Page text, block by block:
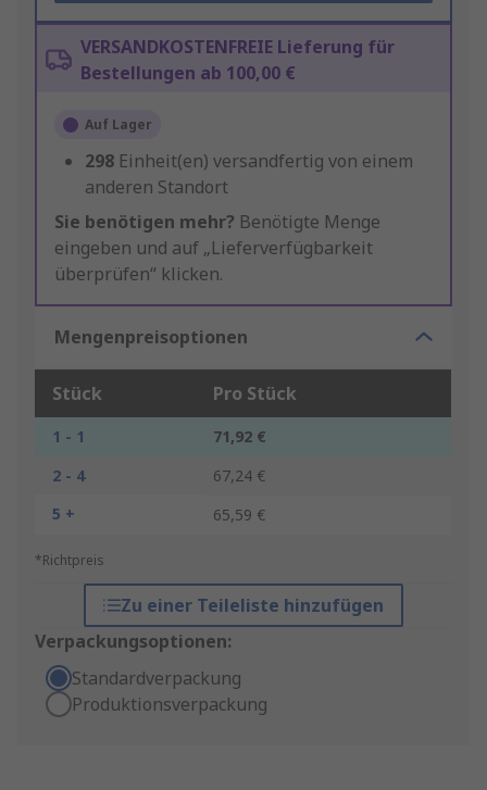
VERSANDKOSTENFREIE Lieferung für
Bestellungen ab 100,00 €
Auf Lager
298 Einheit(en) versandfertig von einem
anderen Standort
Sie benötigen mehr? Benötigte Menge
eingeben und auf „Lieferverfügbarkeit
überprüfen“ klicken.
Mengenpreisoptionen
Stück Pro Stück
1 - 1
71,92 €
2 - 4
67,24 €
5 +
65,59 €
*Richtpreis
Zu einer Teileliste hinzufügen
Verpackungsoptionen:
Standardverpackung
Produktionsverpackung